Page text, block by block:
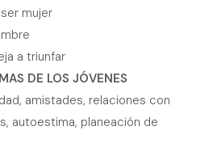
mujer
a triunfar
DE LOS JÓVENES
amistades, relaciones con
autoestima, planeación de